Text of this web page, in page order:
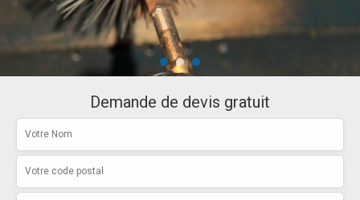
Demande de devis gratuit